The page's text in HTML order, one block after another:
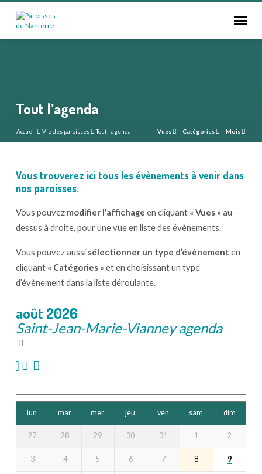
Tout l’agenda
Accueil Vie des paroisses Tout l’agenda Vues Catégories Mois
Tout
Vous trouverez ici tous les évènements à venir dans
nos paroisses.
Vous pouvez modifier l’affichage en cliquant « Vues »au-
dessus à droite, pour une vue en liste des évènements.
Vous pouvez aussi sélectionner un type d’évènement en
cliquant « Catégories» et en choisissant un type
d’évènement dans la liste déroulante.
août 2026
Saint-Jean-Marie-Vianney agenda
lun mar mer jeu ven sam dim
27 28 29 30 31 1 2
3 4 5 6 7 8 9